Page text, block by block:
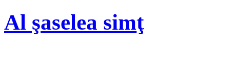
Al şaselea simţ